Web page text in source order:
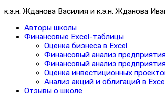
к.э.н. Жданова Василия и к.э.н. Жданова
Авторы школы
Финансовые Excel-таблицы
Оценка бизнеса в Excel
Финансовый анализ
Финансовый анализ
Оценка инвестиционных
Анализ акций и облигаций в
Отзывы о школе